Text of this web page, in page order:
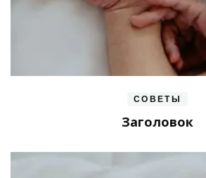
СОВЕТЫ
Заголовок